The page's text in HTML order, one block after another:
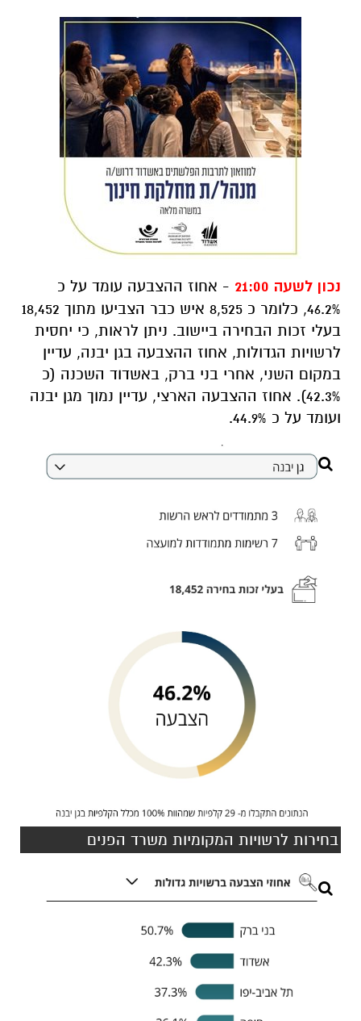
נכון לשעה 21:00
- אחוז ההצבעה עומד על כ
46.2%, כלומר כ 8,525 איש כבר הצביעו מתוך 18,452
בעלי זכות הבחירה ביישוב. ניתן לראות, כי יחסית
לרשויות הגדולות, אחוז ההצבעה בגן יבנה, עדיין
במקום השני, אחרי בני ברק, באשדוד השכנה (כ
42.3%). אחוז ההצבעה הארצי, עדיין נמוך מגן יבנה
ועומד על כ 44.9%.
בחירות לרשויות המקומיות משרד הפנים